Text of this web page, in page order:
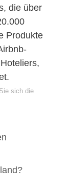
die über
Produkte
sich die